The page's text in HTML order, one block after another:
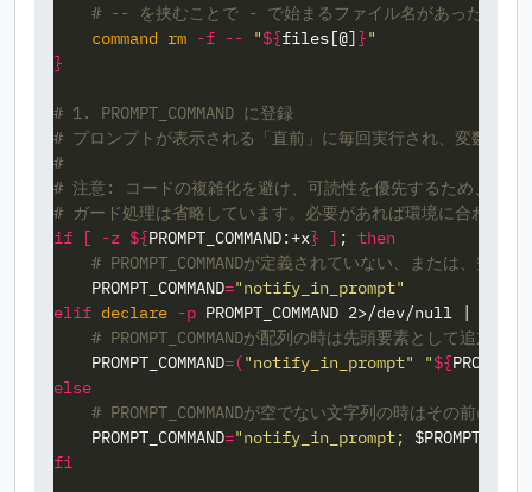
# -- を挟むことで - で始まるファイル名があったとして
command rm -f -- "${files[@]}"
}
# 1. PROMPT_COMMAND に登録
# プロンプトが表示される「直前」に毎回実行され、変数
#
# 注意: コードの複雑化を避け、可読性を優先するため、
# ガード処理は省略しています。必要があれば環境に合わせて
if
[ -z ${PROMPT_COMMAND:+x} ] ; then
# PROMPT_COMMANDが定義されていない、または、空文
PROMPT_COMMAND="notify_in_prompt"
elif declare -p PROMPT_COMMAND 2>/dev/null |
# PROMPT_COMMANDが配列の時は先頭要素として追加
PROMPT_COMMAND=("notify_in_prompt" "${
else
# PROMPT_COMMANDが空でない文字列の時はその前に追加
PROMPT_COMMAND="notify_in_prompt;
fi